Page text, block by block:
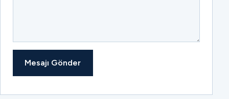
Mesajı Gönder